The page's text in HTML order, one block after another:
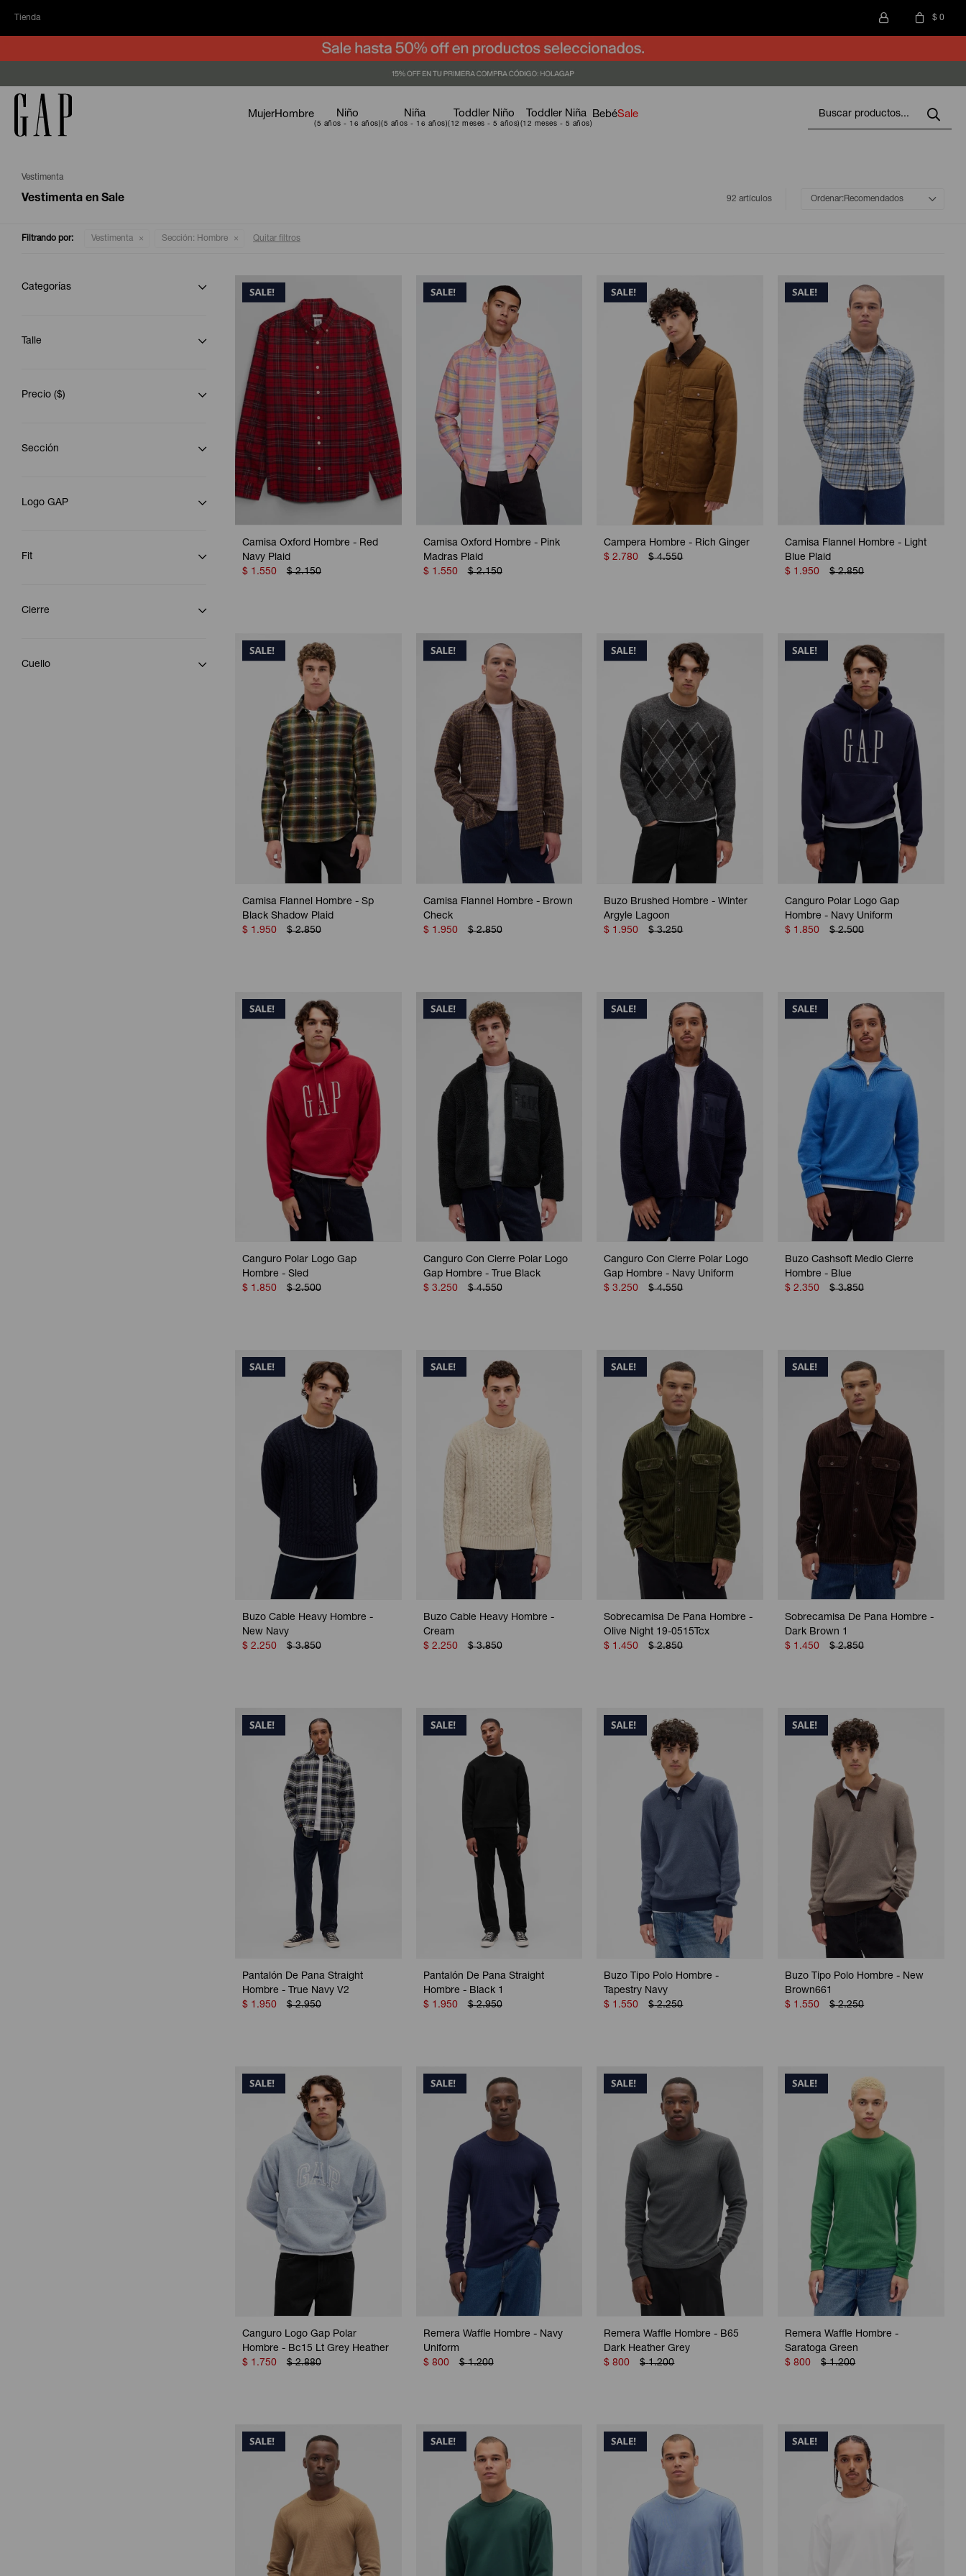
Tienda $ 0
MujerHombre Niño Niña Toddler Niño Toddler Niña BebéSale
Vestimenta
Vestimenta en Sale 92 artículos Recomendados
Filtrando por: Vestimenta Sección: Hombre Quitar filtros
Camisa Oxford Hombre - Red
Navy Plaid
$ 1.550 $ 2.150
Camisa Oxford Hombre - Pink
Madras Plaid
$ 1.550 $ 2.150
Campera Hombre - Rich Ginger
$ 2.780 $ 4.550
Camisa Flannel Hombre - Light
Blue Plaid
$ 1.950 $ 2.850
Camisa Flannel Hombre - Sp
Black Shadow Plaid
$ 1.950 $ 2.850
Camisa Flannel Hombre - Brown
Check
$ 1.950 $ 2.850
Buzo Brushed Hombre - Winter
Argyle Lagoon
$ 1.950 $ 3.250
Canguro Polar Logo Gap
Hombre - Navy Uniform
$ 1.850 $ 2.500
Canguro Polar Logo Gap
Hombre - Sled
$ 1.850 $ 2.500
Canguro Con Cierre Polar Logo
Gap Hombre - True Black
$ 3.250 $ 4.550
Canguro Con Cierre Polar Logo
Gap Hombre - Navy Uniform
$ 3.250 $ 4.550
Buzo Cashsoft Medio Cierre
Hombre - Blue
$ 2.350 $ 3.850
Buzo Cable Heavy Hombre -
New Navy
$ 2.250 $ 3.850
Buzo Cable Heavy Hombre -
Cream
$ 2.250 $ 3.850
Sobrecamisa De Pana Hombre -
Olive Night 19-0515Tcx
$ 1.450 $ 2.850
Sobrecamisa De Pana Hombre -
Dark Brown 1
$ 1.450 $ 2.850
Pantalón De Pana Straight
Hombre - True Navy V2
$ 1.950 $ 2.950
Pantalón De Pana Straight
Hombre - Black 1
$ 1.950 $ 2.950
Buzo Tipo Polo Hombre -
Tapestry Navy
$ 1.550 $ 2.250
Buzo Tipo Polo Hombre - New
Brown661
$ 1.550 $ 2.250
Canguro Logo Gap Polar
Hombre - Bc15 Lt Grey Heather
$ 1.750 $ 2.880
Remera Waffle Hombre - Navy
Uniform
$ 800 $ 1.200
Remera Waffle Hombre - B65
Dark Heather Grey
$ 800 $ 1.200
Remera Waffle Hombre -
Saratoga Green
$ 800 $ 1.200
Categorías
Talle
Precio ($)
Sección
Logo GAP
Fit
Cierre
Cuello